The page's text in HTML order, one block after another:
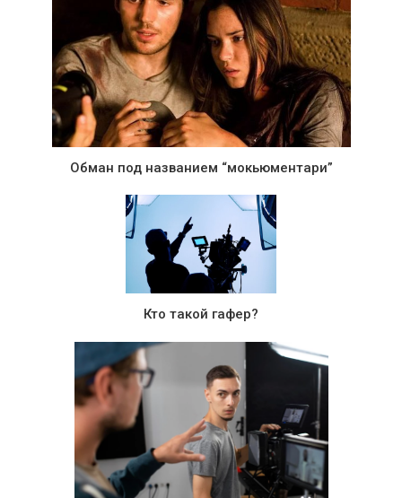
Обман под названием “мокьюментари”
Кто такой гафер?